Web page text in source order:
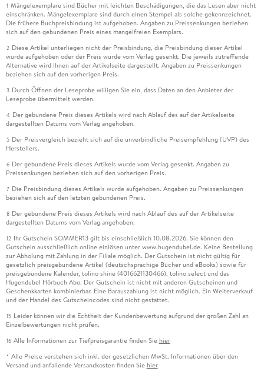
1 Mängelexemplare sind Bücher mit leichten Beschädigungen, die das Lesen aber nicht
einschränken. Mängelexemplare sind durch einen Stempel als solche gekennzeichnet.
Die frühere Buchpreisbindung ist aufgehoben. Angaben zu Preissenkungen beziehen
sich auf den gebundenen Preis eines mangelfreien Exemplars.
2 Diese Artikel unterliegen nicht der Preisbindung, die Preisbindung dieser Artikel
wurde aufgehoben oder der Preis wurde vom Verlag gesenkt. Die jeweils zutreffende
Alternative wird Ihnen auf der Artikelseite dargestellt. Angaben zu Preissenkungen
beziehen sich auf den vorherigen Preis.
3 Durch Öffnen der Leseprobe willigen Sie ein, dass Daten an den Anbieter der
Leseprobe übermittelt werden.
4 Der gebundene Preis dieses Artikels wird nach Ablauf des auf der Artikelseite
dargestellten Datums vom Verlag angehoben.
5 Der Preisvergleich bezieht sich auf die unverbindliche Preisempfehlung (UVP) des
Herstellers.
6 Der gebundene Preis dieses Artikels wurde vom Verlag gesenkt. Angaben zu
Preissenkungen beziehen sich auf den vorherigen Preis.
7 Die Preisbindung dieses Artikels wurde aufgehoben. Angaben zu Preissenkungen
beziehen sich auf den letzten gebundenen Preis.
8 Der gebundene Preis dieses Artikels wird nach Ablauf des auf der Artikelseite
dargestellten Datums vom Verlag angehoben.
12 Ihr Gutschein SOMMER13 gilt bis einschließlich 10.08.2026. Sie können den
Gutschein ausschließlich online einlösen unter www.hugendubel.de. Keine Bestellung
zur Abholung mit Zahlung in der Filiale möglich. Der Gutschein ist nicht gültig für
gesetzlich preisgebundene Artikel (deutschsprachige Bücher und eBooks) sowie für
preisgebundene Kalender, tolino shine (4016621130466), tolino select und das
Hugendubel Hörbuch Abo. Der Gutschein ist nicht mit anderen Gutscheinen und
Geschenkkarten kombinierbar. Eine Barauszahlung ist nicht möglich. Ein Weiterverkauf
und der Handel des Gutscheincodes sind nicht gestattet.
15 Leider können wir die Echtheit der Kundenbewertung aufgrund der großen Zahl an
Einzelbewertungen nicht prüfen.
16 Alle Informationen zur Tiefpreisgarantie finden Sie hier
* Alle Preise verstehen sich inkl. der gesetzlichen MwSt. Informationen über den
Versand und anfallende Versandkosten finden Sie hier